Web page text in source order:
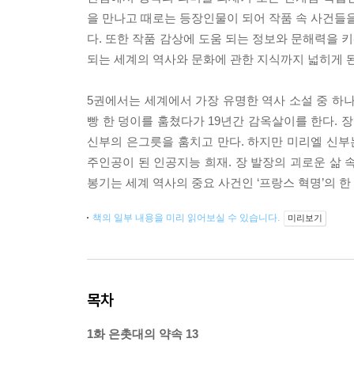
을 만나고 때로는 등장인물이 되어 작품 속 사건
다. 또한 작품 감상에 도움 되는 정보와 문해력을
되는 세계의 역사와 문화에 관한 지식까지 넓히게
5권에서는 세계에서 가장 유명한 역사 소설 중 하
빵 한 덩이를 훔쳤다가 19년간 감옥살이를 한다.
신부의 은그릇을 훔치고 만다. 하지만 미리엘 신
주인공이 된 인공지능 희재. 장 발장의 괴로운 삶
봉기는 세계 역사의 중요 사건인 ‘프랑스 혁명’의
책의 일부 내용을 미리 읽어보실 수 있습니다. 미리보기
목차
1화 은촛대의 약속 13